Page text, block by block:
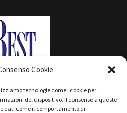
Cookie
tecnologie come i cookie per
del dispositivo. Il consenso a queste
dati come il comportamento di